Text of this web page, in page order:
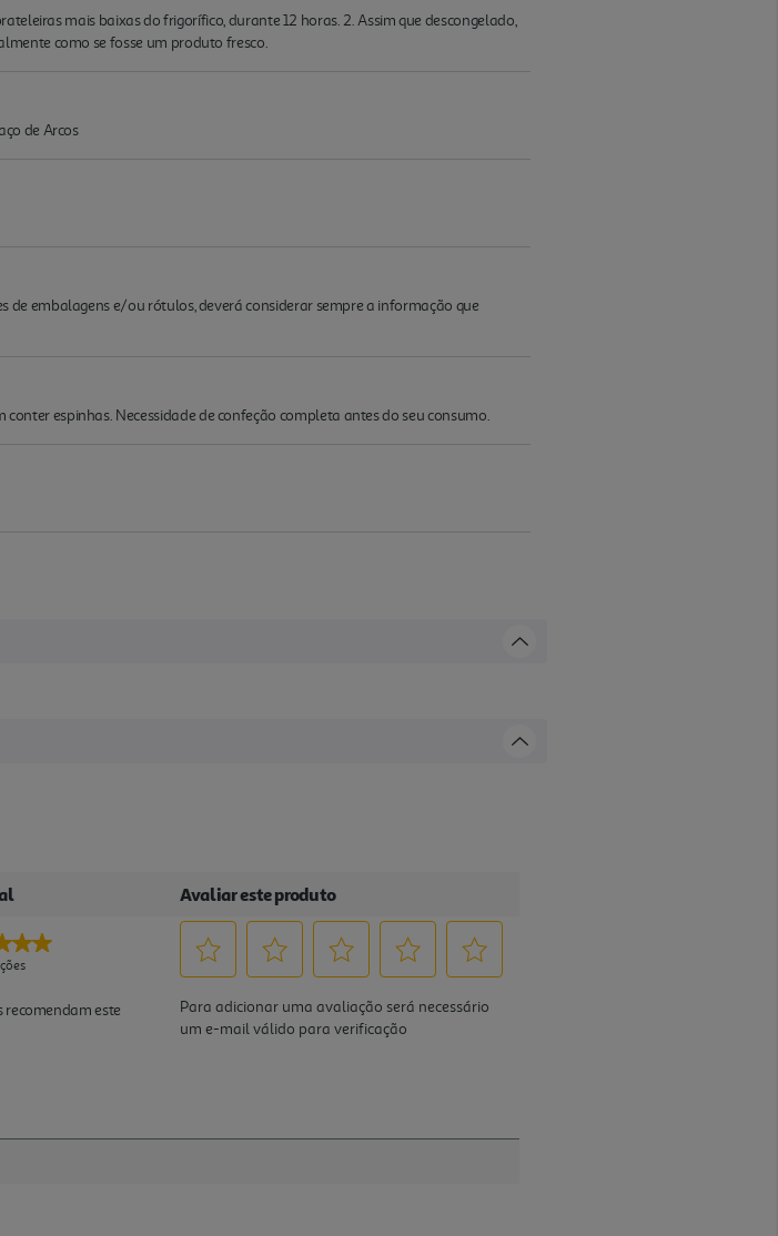
mais baixas do frigorífico, durante 12 horas. 2. Assim que descongelado,
como se fosse um produto fresco.
de Arcos
embalagens e/ou rótulos, deverá considerar sempre a informação que
espinhas. Necessidade de confeção completa antes do seu consumo.